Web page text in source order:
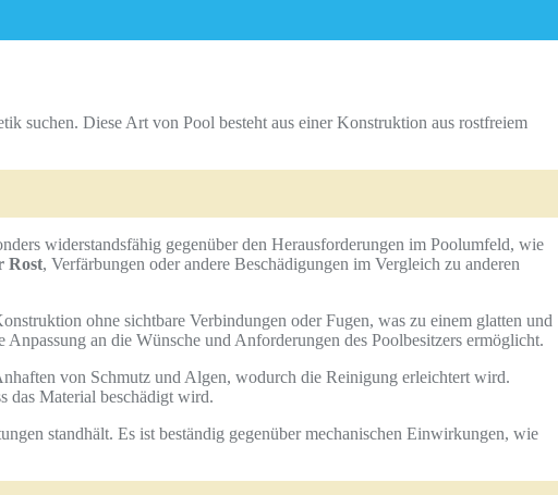
suchen. Diese Art von Pool besteht aus einer Konstruktion aus rostfreiem
widerstandsfähig gegenüber den Herausforderungen im Poolumfeld, wie
Rost, Verfärbungen oder andere Beschädigungen im Vergleich zu anderen
ohne sichtbare Verbindungen oder Fugen, was zu einem glatten und
an die Wünsche und Anforderungen des Poolbesitzers ermöglicht.
von Schmutz und Algen, wodurch die Reinigung erleichtert wird.
das Material beschädigt wird.
standhält. Es ist beständig gegenüber mechanischen Einwirkungen, wie